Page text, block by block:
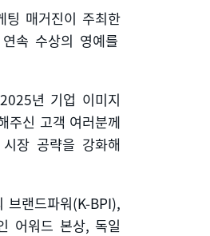
팅 매거진이 주최한
속 수상의 영예를
2025년 기업 이미지
주신 고객 여러분께
장 공략을 강화해
브랜드파워(K-BPI),
어워드 본상, 독일